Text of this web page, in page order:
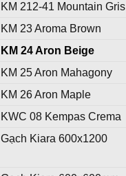
KM 212-41 Mountain Gris
KM 23 Aroma Brown
KM 24 Aron Beige
KM 25 Aron Mahagony
KM 26 Aron Maple
KWC 08 Kempas Crema
Gạch Kiara 600x1200